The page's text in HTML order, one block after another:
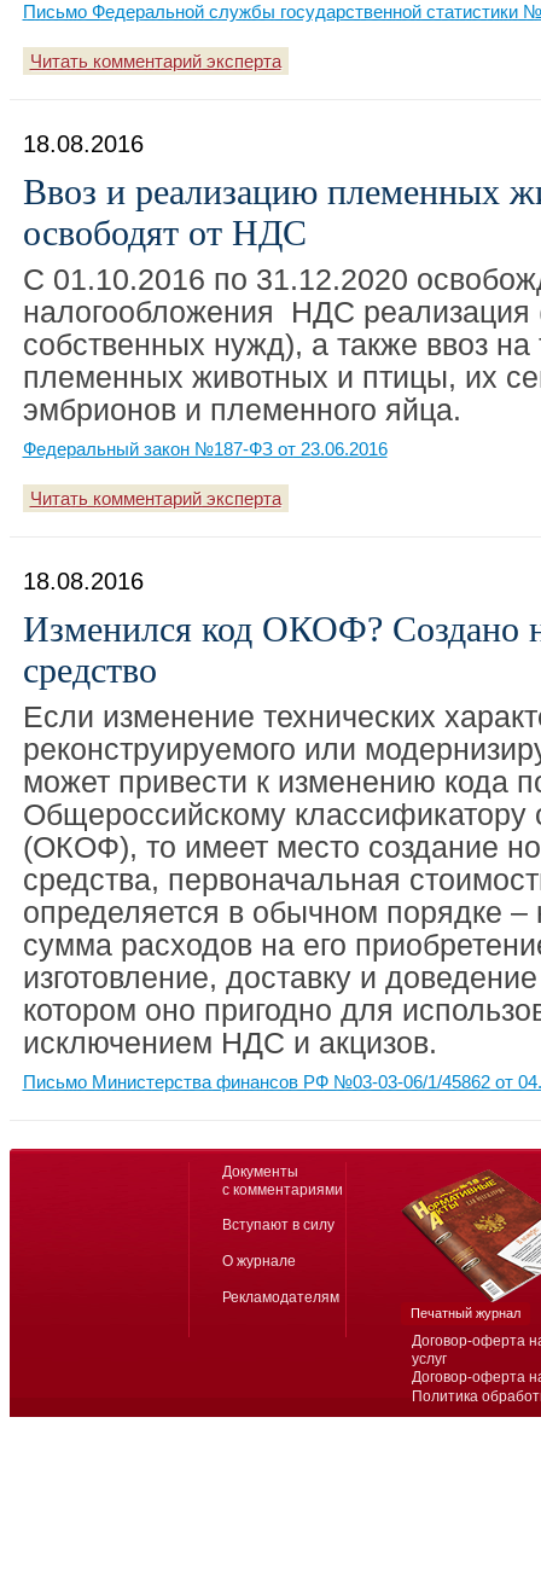
Письмо Федеральной службы государственной статистики
Читать комментарий эксперта
18.08.2016
Ввоз и реализацию племенных
освободят от НДС
С 01.10.2016 по 31.12.2020
налогообложения НДС реализация
собственных нужд), а также ввоз
племенных животных и птицы, их
эмбрионов и племенного яйца.
Федеральный закон №187-ФЗ от 23.06.2016
Читать комментарий эксперта
18.08.2016
Изменился код ОКОФ? Создано
средство
Если изменение технических
реконструируемого или
может привести к изменению кода
Общероссийскому
(ОКОФ), то имеет место создание
средства, первоначальная
определяется в обычном порядке –
сумма расходов на его
изготовление, доставку и
котором оно пригодно для
исключением НДС и акцизов.
Письмо Министерства финансов РФ №03-03-06/1/45862 от
Договор-оферта
услуг
Договор-оферта
Политика
Документы
с комментариями
Вступают в силу
О журнале
Рекламодателям
Печатный журнал